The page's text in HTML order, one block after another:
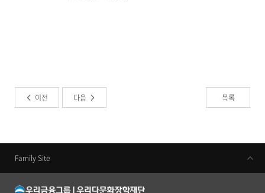
이전 다음 목록
Family Site
우리금융지주
우리은행